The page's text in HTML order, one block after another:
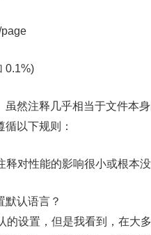
注释几乎相当于文件本身
以下规则：
对性能的影响很小或根本没
默认语言？
设置，但是我看到，在大